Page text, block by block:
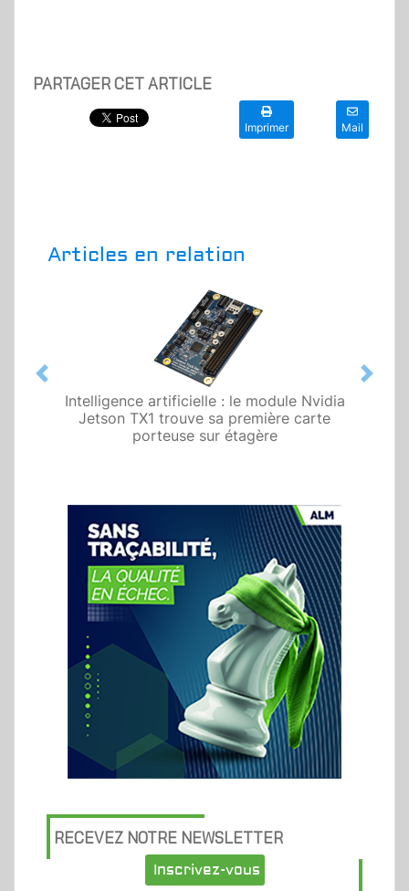
PARTAGER CET ARTICLE
Imprimer Mail
Articles en relation
Intelligence artificielle : le module Nvidia
Jetson TX1 trouve sa première carte
porteuse sur étagère
Previous Next
RECEVEZ NOTRE NEWSLETTER
Inscrivez-vous